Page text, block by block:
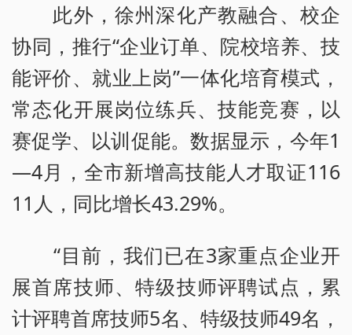
此外，徐州深化产教融合、校企
协同，推行“企业订单、院校培养、技
能评价、就业上岗”一体化培育模式，
常态化开展岗位练兵、技能竞赛，以
赛促学、以训促能。数据显示，今年1
—4月，全市新增高技能人才取证116
11人，同比增长43.29%。
“目前，我们已在3家重点企业开
展首席技师、特级技师评聘试点，累
计评聘首席技师5名、特级技师49名，